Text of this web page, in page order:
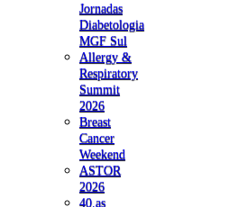
Jornadas
Diabetologia
MGF Sul
Allergy &
Respiratory
Summit
2026
Breast
Cancer
Weekend
ASTOR
2026
40.as